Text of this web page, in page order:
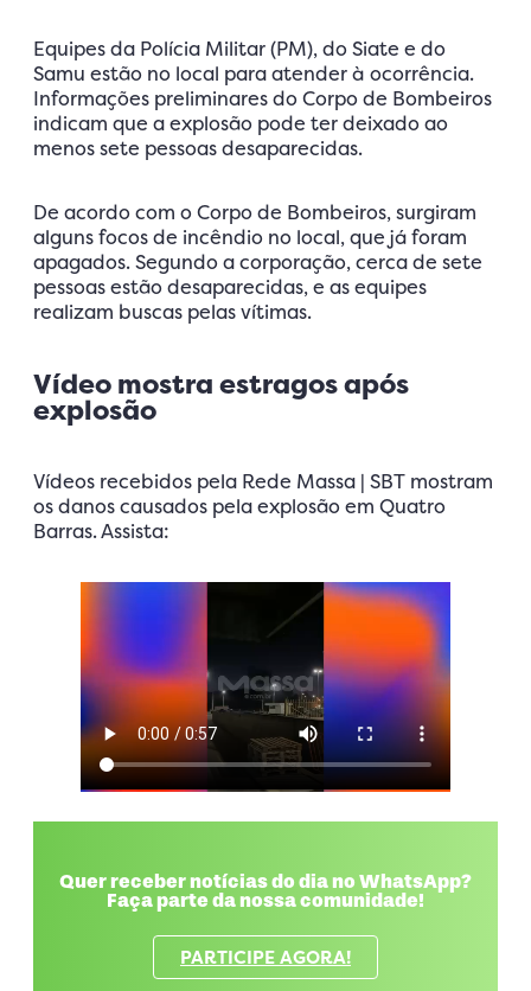
Equipes da Polícia Militar (PM), do Siate e do
Samu estão no local para atender à ocorrência.
Informações preliminares do Corpo de Bombeiros
indicam que a explosão pode ter deixado ao
menos sete pessoas desaparecidas.
De acordo com o Corpo de Bombeiros, surgiram
alguns focos de incêndio no local, que já foram
apagados. Segundo a corporação, cerca de sete
pessoas estão desaparecidas, e as equipes
realizam buscas pelas vítimas.
Vídeo mostra estragos após
explosão
Vídeos recebidos pela Rede Massa | SBT mostram
os danos causados pela explosão em Quatro
Barras. Assista:
Quer receber notícias do dia no WhatsApp?
Faça parte da nossa comunidade!
PARTICIPE AGORA!